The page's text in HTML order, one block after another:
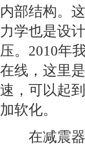
内部结构。
力学也是设
压。2010年
在线，这里
速，可以起
加软化。
在减震器